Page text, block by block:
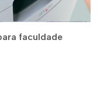
faculdade